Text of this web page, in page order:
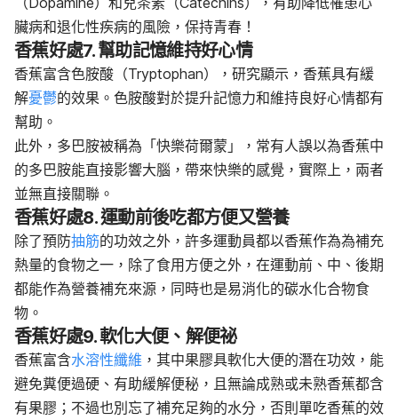
臟病和退化性疾病的風險，保持青春！
香蕉好處7.幫助記憶維持好心情
香蕉富含色胺酸（Tryptophan），研究顯示，香蕉具有緩
解憂鬱的效果。色胺酸對於提升記憶力和維持良好心情都有
幫助。
此外，多巴胺被稱為「快樂荷爾蒙」，常有人誤以為香蕉中
的多巴胺能直接影響大腦，帶來快樂的感覺，實際上，兩者
並無直接關聯。
香蕉好處8. 運動前後吃都方便又營養
除了預防抽筋的功效之外，許多運動員都以香蕉作為為補充
熱量的食物之一，除了食用方便之外，在運動前、中、後期
都能作為營養補充來源，同時也是易消化的碳水化合物食
物。
香蕉好處9. 軟化大便、解便祕
香蕉富含水溶性纖維 ，其中果膠具軟化大便的潛在功效，能
避免糞便過硬、有助緩解便秘，且無論成熟或未熟香蕉都含
有果膠；不過也別忘了補充足夠的水分，否則單吃香蕉的效